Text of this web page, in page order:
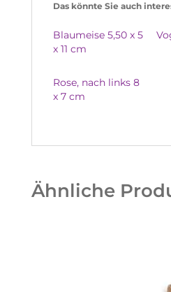
Das könnte Sie auch
Blaumeise 5,50 x 5
x 11 cm
Rose, nach links 8
x 7 cm
Ähnliche